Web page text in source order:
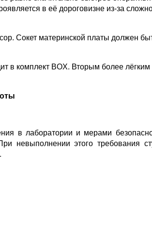
в её дороговизне из-за
Сокет материнской платы должен
в комплект BOX. Вторым более лёгким
в лаборатории и мерами
невыполнении этого требования